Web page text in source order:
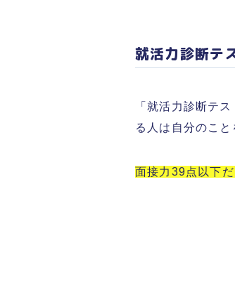
就活力診断テ
「 就活力診断テス
る人は自分のこと
面接力39点以下